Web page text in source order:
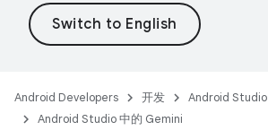
Android Developers 开发
Android Studio
Android Studio 中的 Gemini